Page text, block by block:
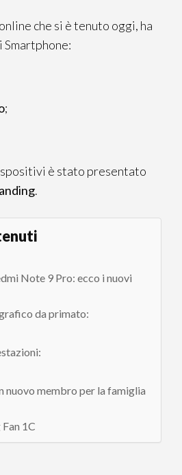
che si è tenuto oggi, ha
Smartphone:
;
è stato presentato
.
Note 9 Pro: ecco i nuovi
da primato:
nuovo membro per la famiglia
1C